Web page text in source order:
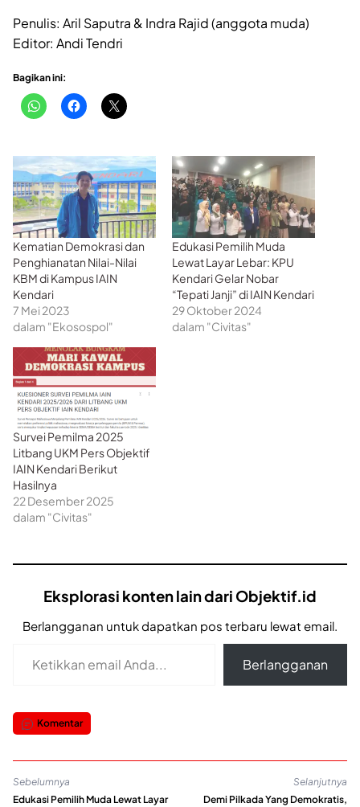
Penulis: Aril Saputra & Indra Rajid (anggota muda)
Editor: Andi Tendri
Bagikan ini:
Kematian Demokrasi dan
Penghianatan Nilai-Nilai
KBM di Kampus IAIN
Kendari
7 Mei 2023
dalam "Ekosospol"
Edukasi Pemilih Muda
Lewat Layar Lebar: KPU
Kendari Gelar Nobar
“Tepati Janji” di IAIN Kendari
29 Oktober 2024
dalam "Civitas"
Survei Pemilma 2025
Litbang UKM Pers Objektif
IAIN Kendari Berikut
Hasilnya
22 Desember 2025
dalam "Civitas"
Eksplorasi konten lain dari Objektif.id
Berlangganan untuk dapatkan pos terbaru lewat email.
Berlangganan
Komentar
Sebelumnya
Edukasi Pemilih Muda Lewat Layar
Selanjutnya
Demi Pilkada Yang Demokratis,